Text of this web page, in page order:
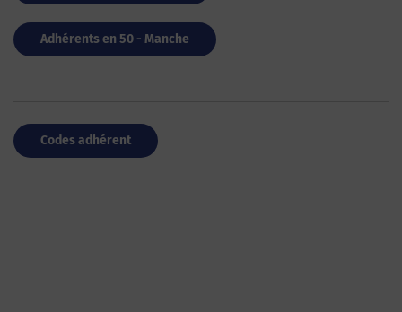
Adhérents en 50 - Manche
Codes adhérent